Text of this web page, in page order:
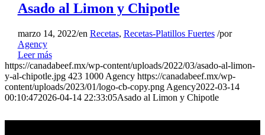
Asado al Limon y Chipotle
marzo 14, 2022/en Recetas, Recetas-Platillos Fuertes /por
Agency
Leer más
https://canadabeef.mx/wp-content/uploads/2022/03/asado-al-limon-
y-al-chipotle.jpg 423 1000 Agency https://canadabeef.mx/wp-
content/uploads/2023/01/logo-cb-copy.png Agency2022-03-14
00:10:472026-04-14 22:33:05Asado al Limon y Chipotle